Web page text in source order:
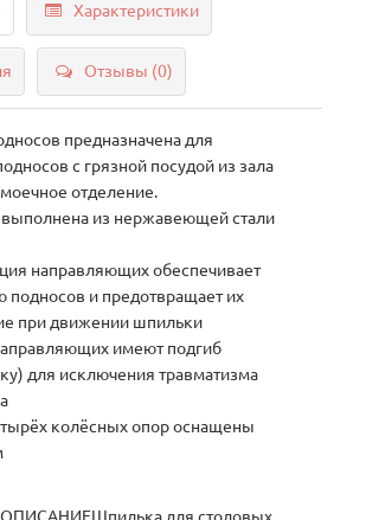
Характеристики
Отзывы (0)
предназначена для
с грязной посудой из зала
отделение.
из нержавеющей стали
направляющих обеспечивает
подносов и предотвращает их
при движении шпильки
имеют подгиб
для исключения травматизма
колёсных опор оснащены